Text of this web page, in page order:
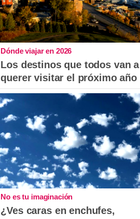
Dónde viajar en 2026
Los destinos que todos van a
querer visitar el próximo año
No es tu imaginación
¿Ves caras en enchufes,